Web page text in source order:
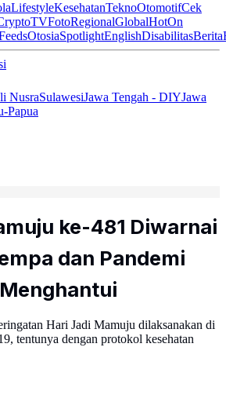
LifestyleKesehatanTeknoOtomotifCek
TVFotoRegionalGlobalHotOn
OtosiaSpotlightEnglishDisabilitasBerita
NusraSulawesiJawa Tengah - DIYJawa
Papua
ke-481 Diwarnai
dan Pandemi
Hari Jadi Mamuju dilaksanakan di
tentunya dengan protokol kesehatan